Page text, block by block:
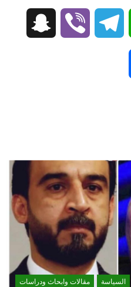
WhatsApp
Telegram
Viber
السياسة مقالات وابحاث ودراسات